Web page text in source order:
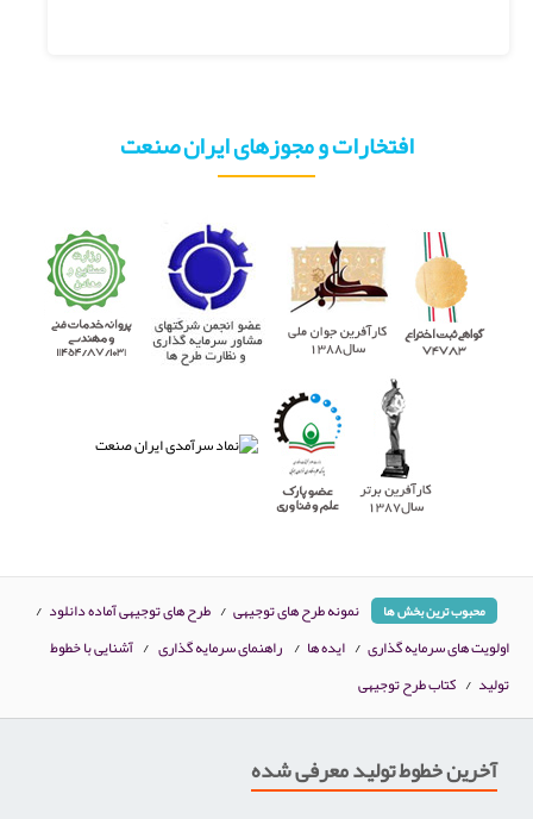
افتخارات و مجوزهای ایران صنعت
محبوب ترین بخش ها نمونه طرح های توجیهی / طرح های توجیهی آماده دانلود /
اولویت های سرمایه گذاری / ایده ها / راهنمای سرمایه گذاری / آشنایی با خطوط
تولید / کتاب طرح توجیهی
آخرین خطوط تولید معرفی شده